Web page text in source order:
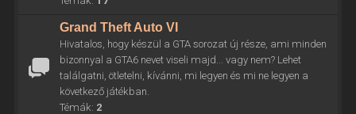
Grand Theft Auto VI
Hivatalos, hogy készül a GTA sorozat új része, ami minden
bizonnyal a GTA6 nevet viseli majd... vagy nem? Lehet
találgatni, ötletelni, kívánni, mi legyen és mi ne legyen a
következő játékban.
Témák: 2